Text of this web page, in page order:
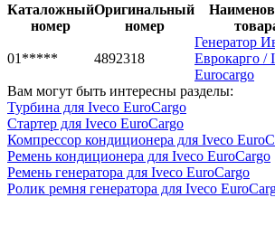
Каталожный
номер
Оригинальный
номер
01***** 4892318
Генератор
Еврокарго /
Eurocargo
Вам могут быть интересны разделы:
Турбина для Iveco EuroCargo
Стартер для Iveco EuroCargo
Компрессор кондиционера для Iveco
Ремень кондиционера для Iveco EuroCargo
Ремень генератора для Iveco EuroCargo
Ролик ремня генератора для Iveco